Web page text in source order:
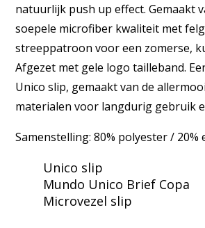
natuurlijk push up effect. Gemaakt
soepele microfiber kwaliteit met
streeppatroon voor een zomerse,
Afgezet met gele logo tailleband.
Unico slip, gemaakt van de
materialen voor langdurig gebruik
Samenstelling: 80% polyester / 20%
Unico slip
Mundo Unico Brief Copa
Microvezel slip